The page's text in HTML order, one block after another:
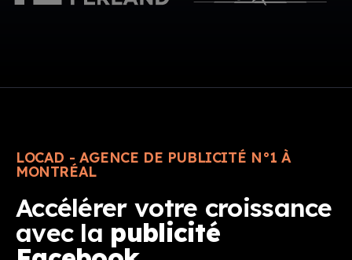
LOCAD - AGENCE DE PUBLICITÉ N°1 À
MONTRÉAL
Accélérer votre croissance
avec la publicité